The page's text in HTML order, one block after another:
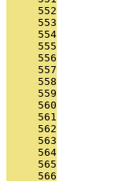
     552
     553
     554
     555
     556
     557
     558
     559
     560
     561
     562
     563
     564
     565
     566